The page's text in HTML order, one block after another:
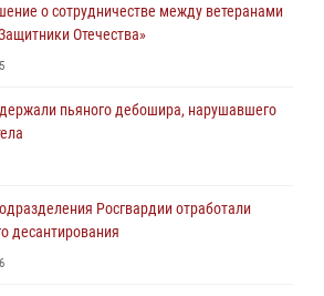
и комплектования Росгвардии
на вопросы граждан
дебошира, который был в розыске
неприкосновенности (видео)
о сотрудничестве между ветеранами
Отечества»
5
пьяного дебошира, нарушавшего
Росгвардии отработали
десантирования
6